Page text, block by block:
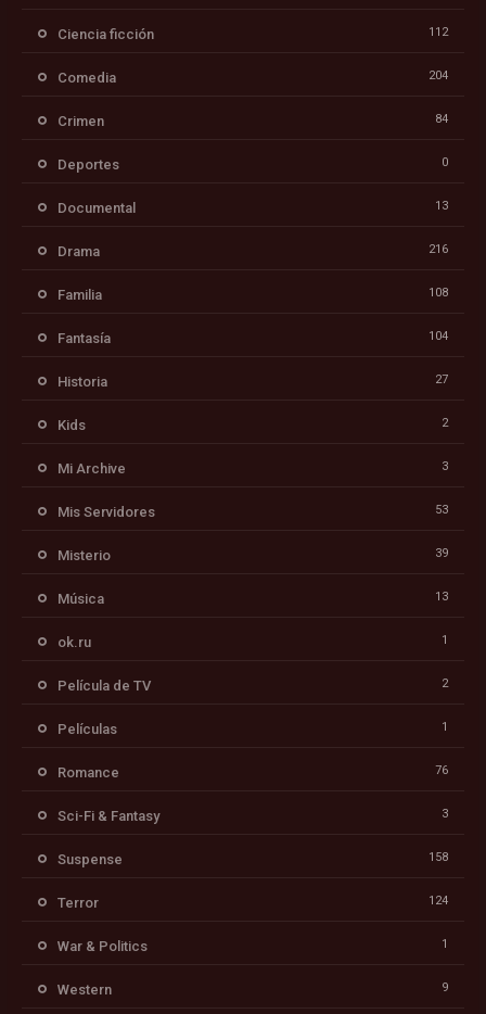
Ciencia ficción 112
Comedia 204
Crimen 84
Deportes 0
Documental 13
Drama 216
Familia 108
Fantasía 104
Historia 27
Kids 2
Mi Archive 3
Mis Servidores 53
Misterio 39
Música 13
ok.ru 1
Película de TV 2
Películas 1
Romance 76
Sci-Fi & Fantasy 3
Suspense 158
Terror 124
War & Politics 1
Western 9